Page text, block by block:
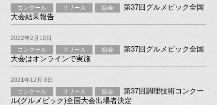
コンクール
リリース 協会
第37回グルメピック全国
大会結果報告
2022年2月10日
コンクール
リリース 協会
第37回グルメピック全国
大会はオンラインで実施
2021年12月 8日
コンクール
リリース 協会
第37回調理技術コンクー
ル(グルメピック)全国大会出場者決定